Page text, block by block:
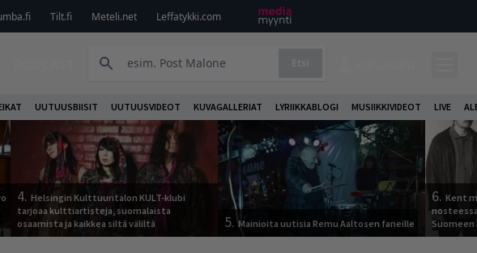
Tilt.fi Meteli.net Leffatykki.com
UUTUUSBIISIT UUTUUSVIDEOT KUVAGALLERIAT LYRIIKKABLOGI MUSIIKKIVIDEOT LIVE
4. Helsingin Kulttuuritalon KULT-klubi
tarjoaa kulttiartisteja, suomalaista
osaamista ja kaikkea siltä väliltä
5.Mainioita uutisia Remu Aaltosen faneille
6. Kent
Suomeen